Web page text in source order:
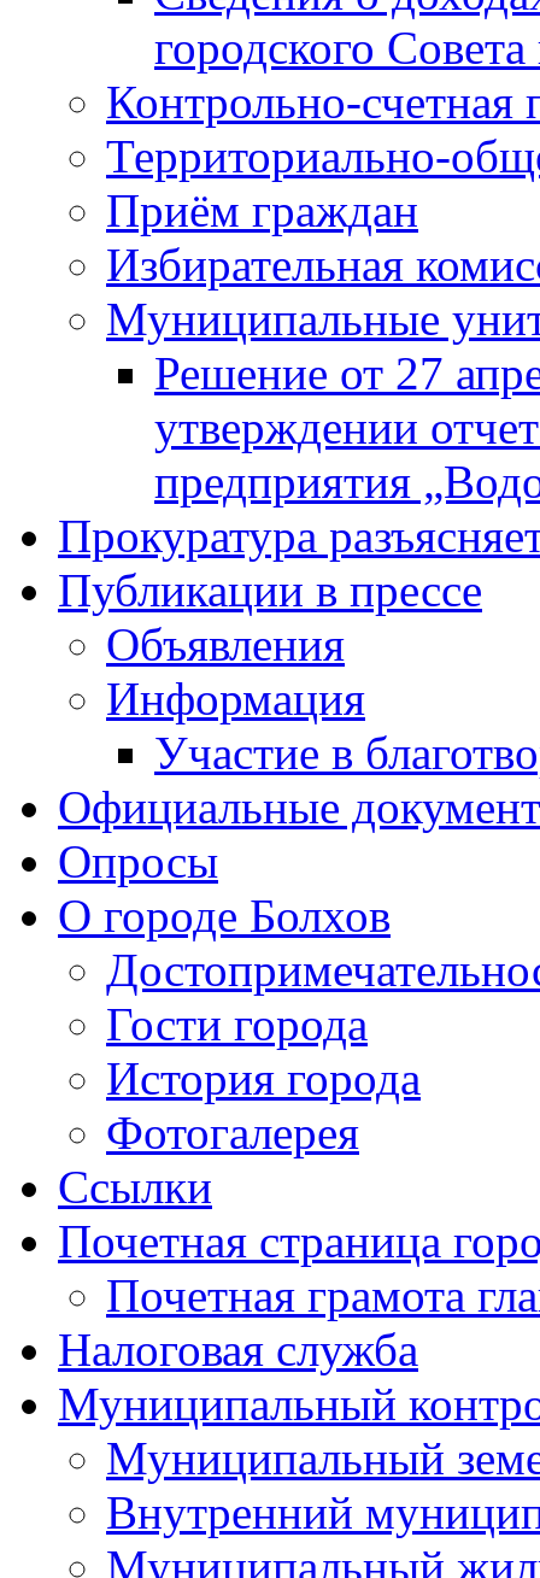
городского
Контрольно-счетная
Территориально-
Приём граждан
Избирательная
Муниципальные
Решение от 27
утверждении
предприятия
Прокуратура
Публикации в прессе
Объявления
Информация
Участие в
Официальные
Опросы
О городе Болхов
Гости города
История города
Фотогалерея
Ссылки
Почетная страница
Почетная грамота
Налоговая служба
Муниципальный
Муниципальный
Внутренний
Муниципальный